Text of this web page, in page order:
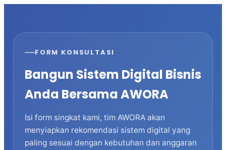
FORM KONSULTASI
Bangun Sistem Digital Bisnis
Anda Bersama AWORA
Isi form singkat kami, tim AWORA akan
menyiapkan rekomendasi sistem digital yang
paling sesuai dengan kebutuhan dan anggaran